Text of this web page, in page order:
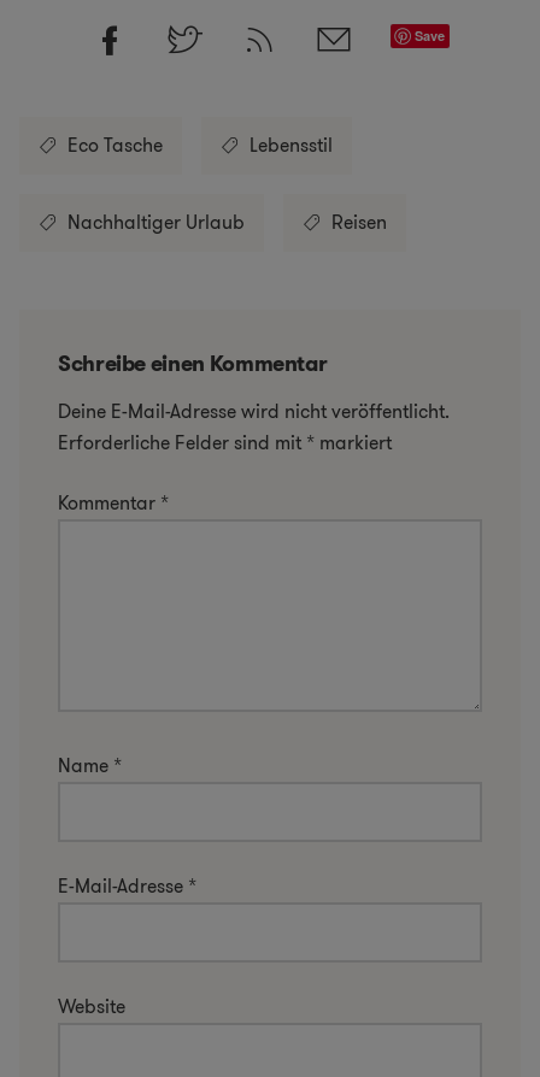
Save
Eco Tasche Lebensstil
Nachhaltiger Urlaub Reisen
Schreibe einen Kommentar
Deine E-Mail-Adresse wird nicht veröffentlicht.
Erforderliche Felder sind mit * markiert
Kommentar *
Name *
E-Mail-Adresse *
Website